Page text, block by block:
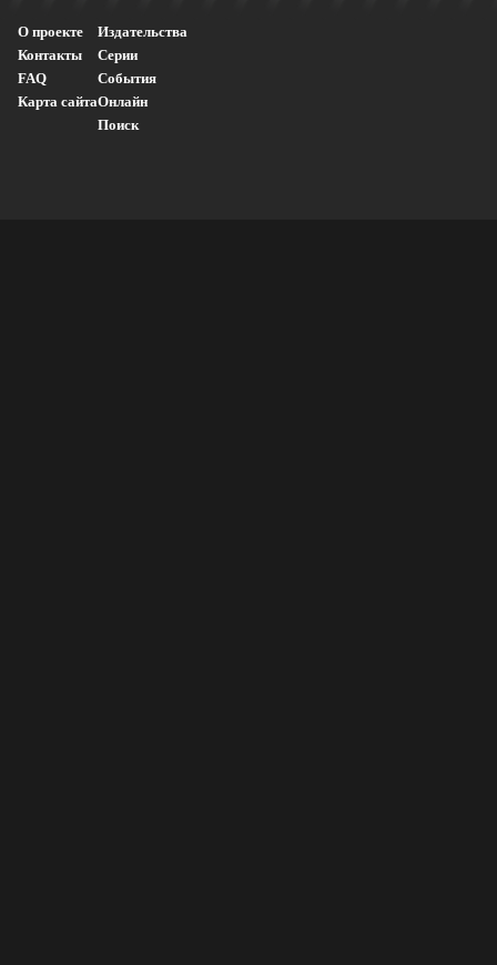
О проекте
Контакты
FAQ
Карта сайта
Издательства
Серии
События
Онлайн
Поиск